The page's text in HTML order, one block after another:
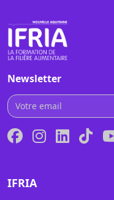
Newsletter
IFRIA